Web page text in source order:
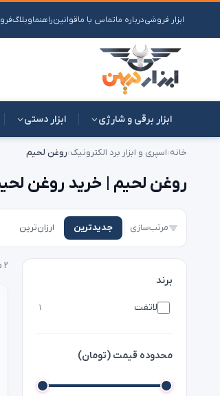
ابزار فروشیدرباره ماتماس با ماقوانینراهنماوبلاگ
ابزار برقی و شارژی ابزار دستی
خانه›اسپری و ابزار برد الکترونیک›روغن لحیم
روغن لحیم | خرید روغن
مرتب‌سازی جدیدترین ارزان‌ترین
برند
لاتفت ۱
محدوده قیمت (تومان)
۲ محصول